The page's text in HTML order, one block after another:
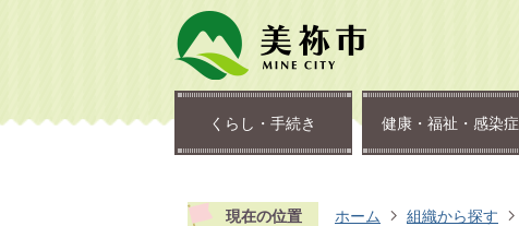
くらし・手続き 健康・福祉・感染症
現在の位置 ホーム 組織から探す